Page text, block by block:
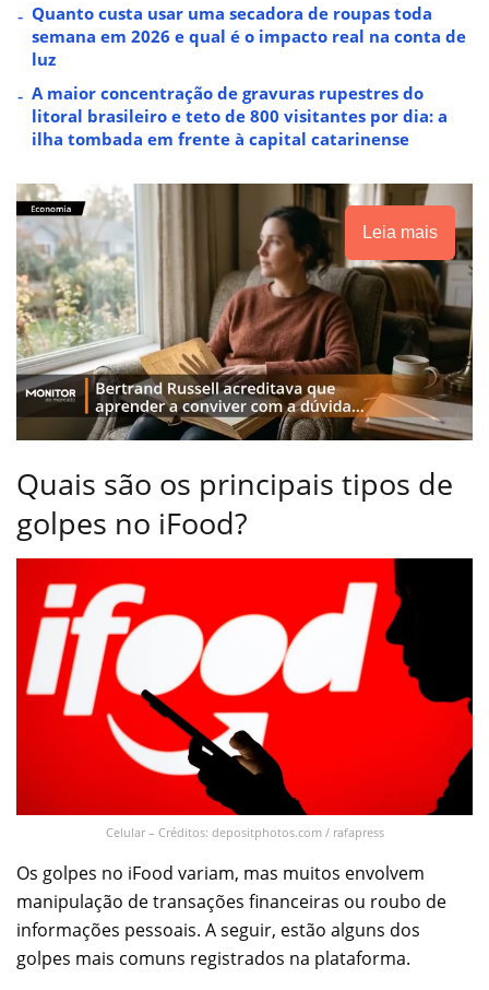
Quanto custa usar uma secadora de roupas toda
semana em 2026 e qual é o impacto real na conta de
luz
A maior concentração de gravuras rupestres do
litoral brasileiro e teto de 800 visitantes por dia: a
ilha tombada em frente à capital catarinense
Leia mais
Quais são os principais tipos de
golpes no iFood?
Celular – Créditos: depositphotos.com / rafapress
Os golpes no iFood variam, mas muitos envolvem
manipulação de transações financeiras ou roubo de
informações pessoais. A seguir, estão alguns dos
golpes mais comuns registrados na plataforma.